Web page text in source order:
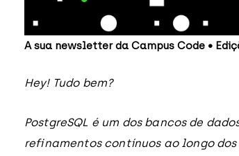
A sua newsletter da Campus Code •
Hey! Tudo bem?
PostgreSQL é um dos bancos de
refinamentos contínuos ao longo